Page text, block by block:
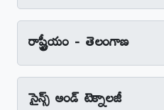
రాష్ట్రీయం - తెలంగాణ
సైన్స్‌ అండ్‌ టెక్నాలజీ